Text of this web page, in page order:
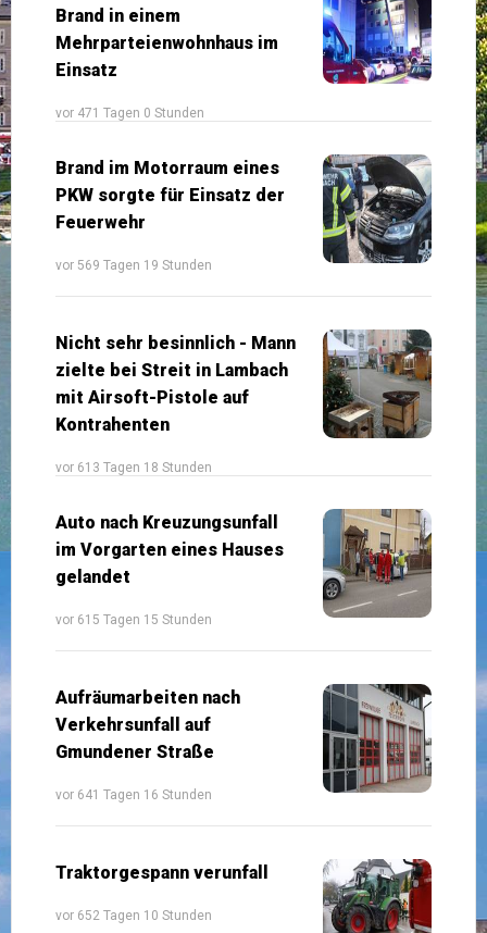
Brand in einem
Mehrparteienwohnhaus im
Einsatz
vor 471 Tagen 0 Stunden
Brand im Motorraum eines
PKW sorgte für Einsatz der
Feuerwehr
vor 569 Tagen 19 Stunden
Nicht sehr besinnlich - Mann
zielte bei Streit in Lambach
mit Airsoft-Pistole auf
Kontrahenten
vor 613 Tagen 18 Stunden
Auto nach Kreuzungsunfall
im Vorgarten eines Hauses
gelandet
vor 615 Tagen 15 Stunden
Aufräumarbeiten nach
Verkehrsunfall auf
Gmundener Straße
vor 641 Tagen 16 Stunden
Traktorgespann verunfall
vor 652 Tagen 10 Stunden